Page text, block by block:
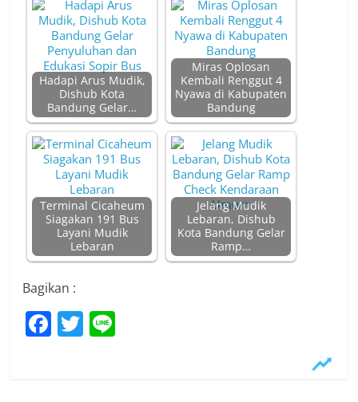
Hadapi Arus Mudik,
Dishub Kota
Bandung Gelar…
Miras Oplosan
Kembali Renggut 4
Nyawa di Kabupaten
Bandung
Terminal Cicaheum
Siagakan 191 Bus
Layani Mudik
Lebaran
Jelang Mudik
Lebaran, Dishub
Kota Bandung Gelar
Ramp…
Bagikan :
F T